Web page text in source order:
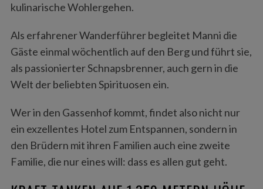
kulinarische Wohlergehen.
Als erfahrener Wanderführer begleitet Manni die
Gäste einmal wöchentlich auf den Berg und führt sie,
als passionierter Schnapsbrenner, auch gern in die
Welt der beliebten Spirituosen ein.
Wer in den Gassenhof kommt, findet also nicht nur
ein exzellentes Hotel zum Entspannen, sondern in
den Brüdern mit ihren Familien auch eine zweite
Familie, die nur eines will: dass es allen gut geht.